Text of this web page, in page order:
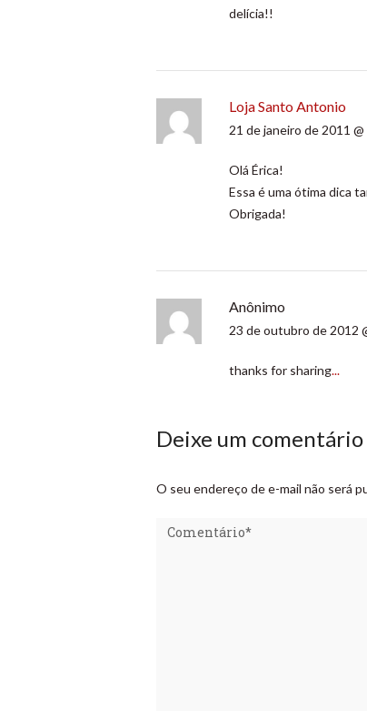
delícia!!
Loja Santo Antonio
21 de janeiro de 2011
Olá Érica!
Essa é uma ótima dica
Obrigada!
Anônimo
23 de outubro de 2012
thanks for sharing...
Deixe um comentário
O seu endereço de e-mail não será